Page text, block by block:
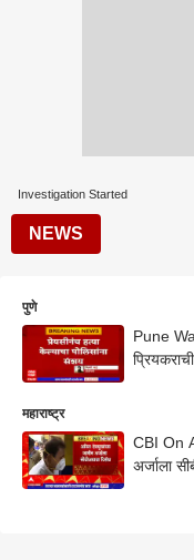
Investigation Started
NEWS
पुणे
Pune
महाराष्ट्र
CBI On
अर्जाला